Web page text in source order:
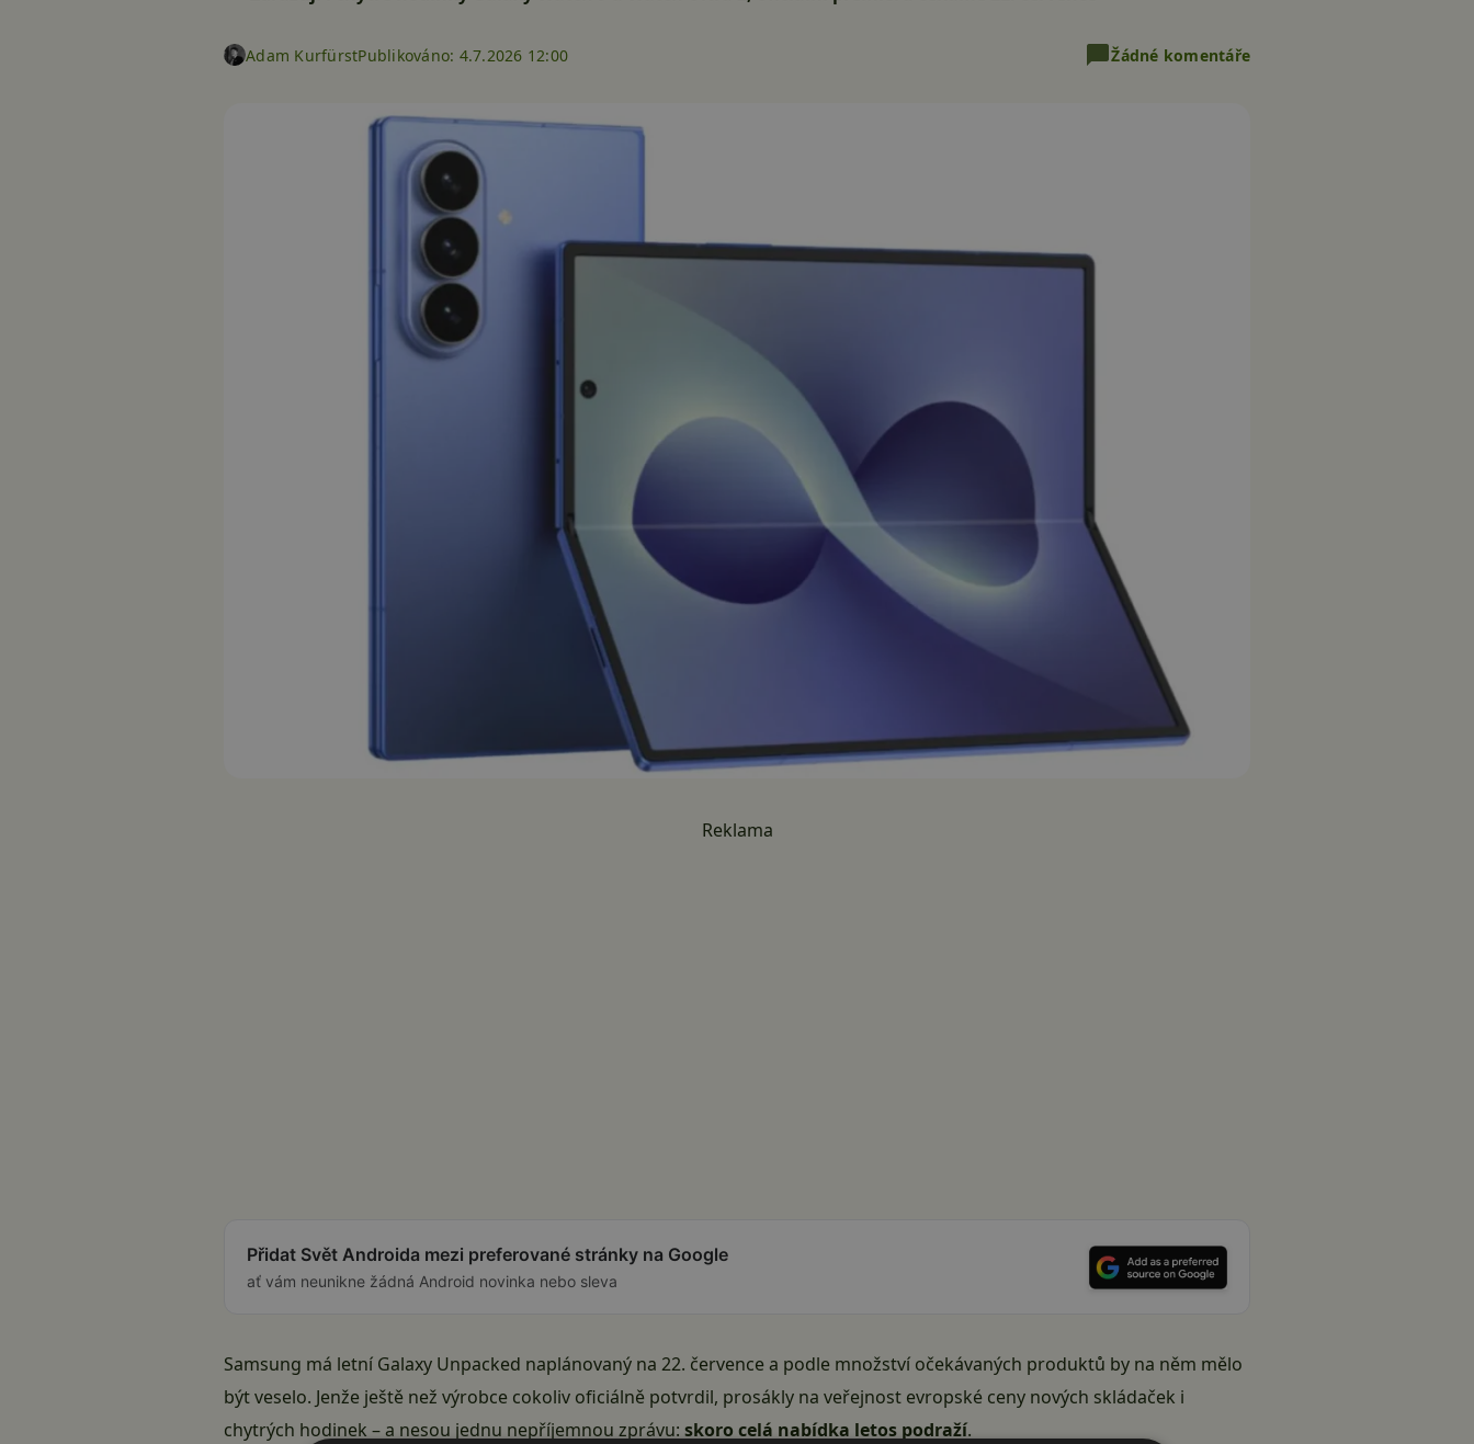
Adam KurfürstPublikováno: 4.7.2026 12:00 Žádné komentáře
Reklama
Přidat Svět Androida mezi preferované stránky na Google
ať vám neunikne žádná Android novinka nebo sleva
Samsung má letní Galaxy Unpacked naplánovaný na 22. července a podle množství očekávaných produktů by na něm mělo
být veselo. Jenže ještě než výrobce cokoliv oficiálně potvrdil, prosákly na veřejnost evropské ceny nových skládaček i
chytrých hodinek – a nesou jednu nepříjemnou zprávu: skoro celá nabídka letos podraží.